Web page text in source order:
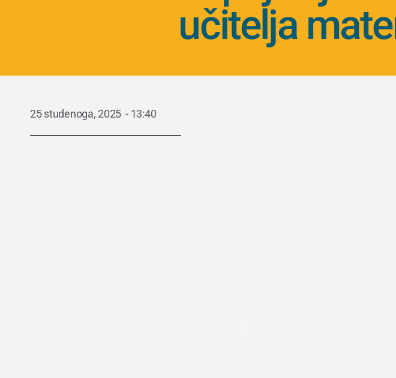
učitelja
25 studenoga, 2025 - 13:40